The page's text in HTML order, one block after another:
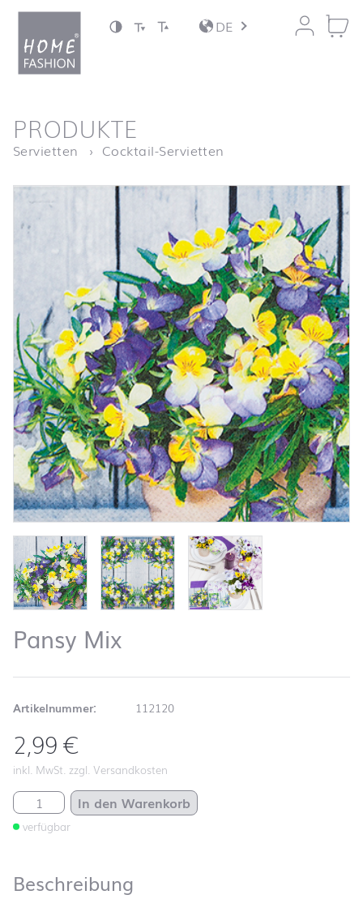
Zum Inhalt springen
DE
Startseite
PRODUKTE
Servietten Cocktail-Servietten
Pansy Mix
Artikelnummer: 112120
2,99€
inkl. MwSt. zzgl. Versandkosten
Pansy Mix Menge
verfügbar
In den Warenkorb
Beschreibung